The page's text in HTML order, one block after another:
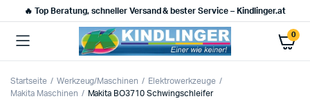
🔥 Top Beratung, schneller Versand & bester Service – Kindlinger.at
0
Startseite Werkzeug/Maschinen
Elektrowerkzeuge
Makita Maschinen
Makita BO3710 Schwingschleifer